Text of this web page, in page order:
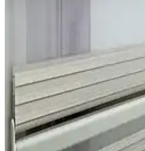
İki stor perde modeli olan BBB
perde arasındaki farklar, özellikler ve
seçiminizi kolaylaştırıyoruz.
Stor Perde
Bambu Modelleri Analizi
Brillant 9658 ve Tekzen Bambu